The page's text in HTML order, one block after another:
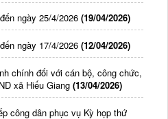
ngày 25/4/2026 (19/04/2026)
ngày 17/4/2026 (12/04/2026)
chính đối với cán bộ, công chức,
xã Hiếu Giang (13/04/2026)
công dân phục vụ Kỳ họp thứ